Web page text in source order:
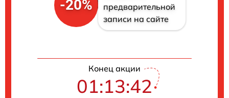
-20%
предварительной
записи на сайте
Конец акции
01:13:41